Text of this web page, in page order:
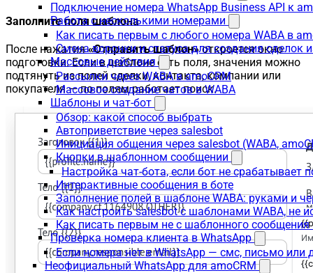
Подключение номера WhatsApp Business API к
Работа с несколькими номерами
Как писать первым с любого номера WABA в
Смена воронки и статуса для создания сделок
Массовые действия
Рассылки через WABA в amoCRM
Массовое создание чатов в WABA
Шаблоны и чат-бот
Обзор: какой способ выбрать
Автоприветствие через salesbot
Инициация общения через salesbot (WABA,
Кнопки в шаблонном сообщении
Настройка чат-бота, если бот не срабатывает
Интерактивные сообщения в боте
Заполнение полей в шаблоне WABA: руками и
Как настроить salesbot с шаблонами WABA, не
Как писать первым не с шаблонного сообщения
Проверка номера клиента в WhatsApp
Если номера нет в WhatsApp — смс, письмо или
Неофициальный WhatsApp для amoCRM
Заполните поля шаблона
После нажатия«Отправить шаблон»откроется окно
подготовки. Если в шаблоне есть поля, значения можно
подтянуть из полей сделки, контакта, компании или
покупателя — по полям работает поиск.